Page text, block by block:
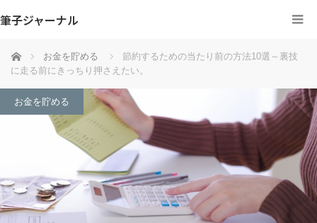
筆子ジャーナル
ホーム お金を貯める
節約するための当たり前の方法10選～裏技
に走る前にきっちり押さえたい。
お金を貯める